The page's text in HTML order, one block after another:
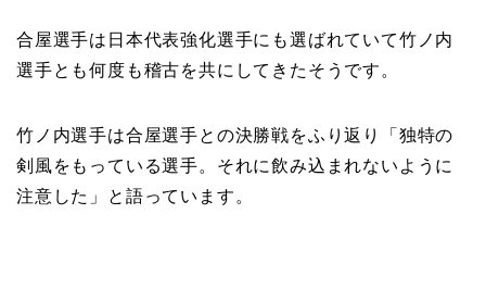
合屋選手は日本代表強化選手にも選ばれていて竹ノ内
選手とも何度も稽古を共にしてきたそうです。
竹ノ内選手は合屋選手との決勝戦をふり返り「独特の
剣風をもっている選手。それに飲み込まれないように
注意した」と語っています。